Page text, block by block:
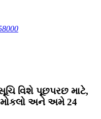
વિશે પૂછપરછ માટે,
મોકલો અને અમે 24